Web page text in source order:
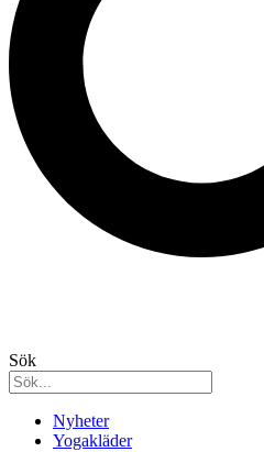
Sök
Nyheter
Yogakläder